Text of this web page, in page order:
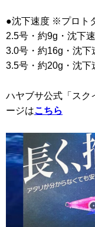
●沈下速度 ※プロト
2.5号・約9g・沈下
3.0号・約16g・沈
3.5号・約20g・沈
ハヤブサ公式「ス
ージはこちら